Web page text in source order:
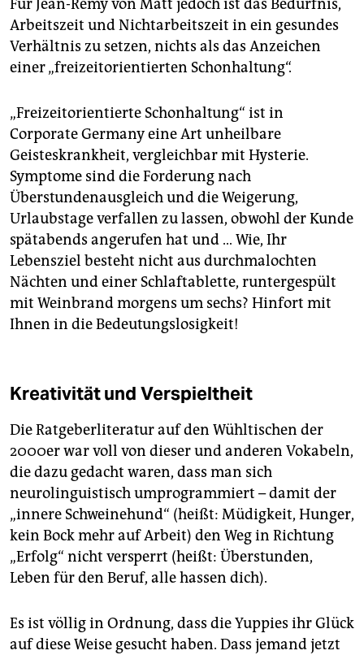
Für Jean-Remy von Matt jedoch ist das Bedürfnis,
Arbeitszeit und Nichtarbeitszeit in ein gesundes
Verhältnis zu setzen, nichts als das Anzeichen
einer „freizeitorientierten Schonhaltung“.
„Freizeitorientierte Schonhaltung“ ist in
Corporate Germany eine Art unheilbare
Geisteskrankheit, vergleichbar mit Hysterie.
Symptome sind die Forderung nach
Überstundenausgleich und die Weigerung,
Urlaubstage verfallen zu lassen, obwohl der Kunde
spätabends angerufen hat und … Wie, Ihr
Lebensziel besteht nicht aus durchmalochten
Nächten und einer Schlafta­blette, runtergespült
mit Weinbrand morgens um sechs? Hinfort mit
Ihnen in die Bedeutungslosigkeit!
Kreativität und Verspieltheit
Die Ratgeberliteratur auf den Wühltischen der
2000er war voll von dieser und anderen Vokabeln,
die dazu gedacht waren, dass man sich
neurolinguistisch umprogrammiert – damit der
„innere Schweinehund“ (heißt: Müdigkeit, Hunger,
kein Bock mehr auf Arbeit) den Weg in Richtung
„Erfolg“ nicht versperrt (heißt: Überstunden,
Leben für den Beruf, alle hassen dich).
Es ist völlig in Ordnung, dass die Yuppies ihr Glück
auf diese Weise gesucht haben. Dass jemand jetzt